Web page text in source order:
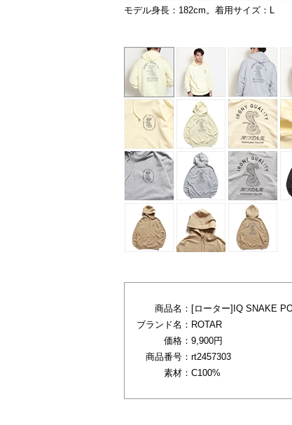
モデル身長：182cm。着用サイズ：L
イエロー
商品名： [ローター]IQ SNAKE
ブランド名： ROTAR
価格： 9,900円
商品番号： rt2457303
素材： C100%